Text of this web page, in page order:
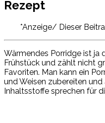
Rezept
*Anzeige/ Dieser
Wärmendes Porridge ist ja
Frühstück und zählt nicht
Favoriten. Man kann ein
und Weisen zubereiten
Inhaltsstoffe sprechen für